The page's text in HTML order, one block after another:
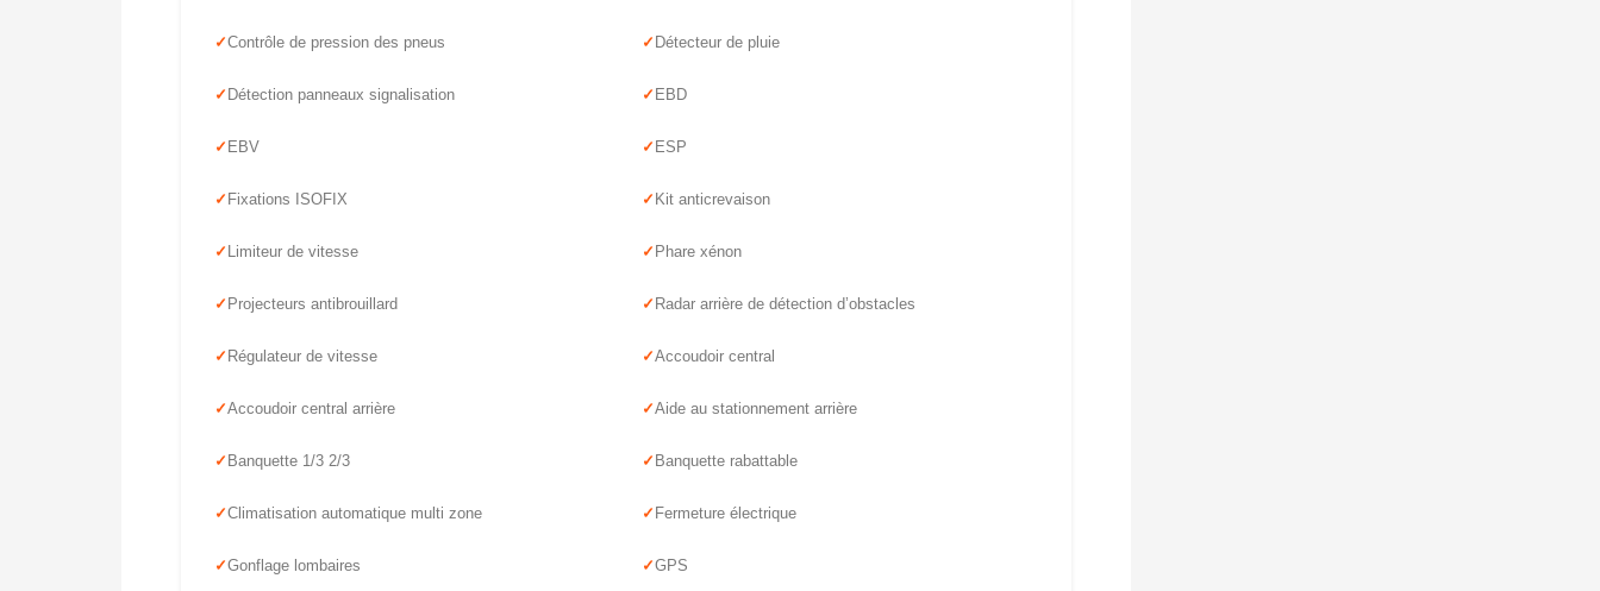
Contrôle de pression des pneus Détecteur de pluie
Détection panneaux signalisation EBD
EBV ESP
Fixations ISOFIX Kit anticrevaison
Limiteur de vitesse Phare xénon
Projecteurs antibrouillard Radar arrière de détection d’obstacles
Régulateur de vitesse Accoudoir central
Accoudoir central arrière Aide au stationnement arrière
Banquette 1/3 2/3 Banquette rabattable
Climatisation automatique multi zone Fermeture électrique
Gonflage lombaires GPS